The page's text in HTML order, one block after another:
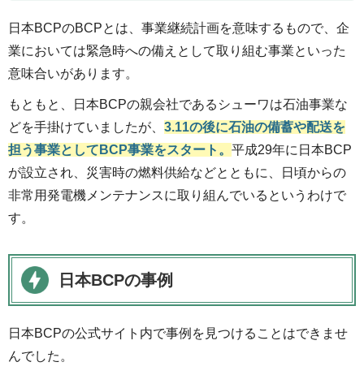
日本BCPのBCPとは、事業継続計画を意味するもので、企
業においては緊急時への備えとして取り組む事業といった
意味合いがあります。
もともと、日本BCPの親会社であるシューワは石油事業な
どを手掛けていましたが、 3.11の後に石油の備蓄や配送を
担う事業としてBCP事業をスタート。 平成29年に日本BCP
が設立され、災害時の燃料供給などとともに、日頃からの
非常用発電機メンテナンスに取り組んでいるというわけで
す。
日本BCPの事例
日本BCPの公式サイト内で事例を見つけることはできませ
んでした。